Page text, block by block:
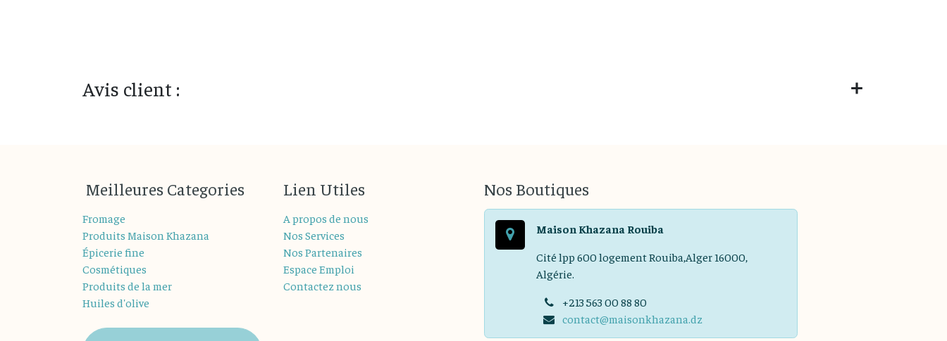
Avis client :
Meilleures Categories
Fromage
Produits Maison Khazana
Épicerie fine
Cosmétiques
Produits de la mer
Huiles d'olive
Lien Utiles
A propos de nous
Nos Services
Nos Partenaires
Espace Emploi
Contactez nous
Nos Boutiques
Maison Khazana Rouiba
Cité lpp 600 logement Rouiba,Alger 16000,
Algérie.
+213 563 00 88 80
contact@maisonkhazana.dz